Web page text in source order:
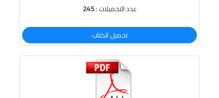
عدد التحميلات :245
تحميل الكتاب